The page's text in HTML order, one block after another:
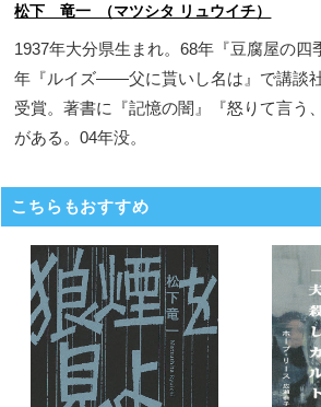
松下 竜一 （マツシタ リュウイチ）
1937年大分県生まれ。68年『豆腐屋の四
年『ルイズ――父に貰いし名は』で講談
受賞。著書に『記憶の闇』『怒りて言う
がある。04年没。
こちらもおすすめ